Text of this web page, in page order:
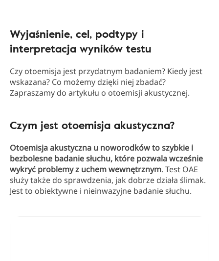
Wyjaśnienie, cel, podtypy i
interpretacja wyników testu
Czy otoemisja jest przydatnym badaniem? Kiedy jest
wskazana? Co możemy dzięki niej zbadać?
Zapraszamy do artykułu o otoemisji akustycznej.
Czym jest otoemisja akustyczna?
Otoemisja akustyczna u noworodków to szybkie i
bezbolesne badanie słuchu, które pozwala wcześnie
wykryć problemy z uchem wewnętrznym. Test OAE
służy także do sprawdzenia, jak dobrze działa ślimak.
Jest to obiektywne i nieinwazyjne badanie słuchu.